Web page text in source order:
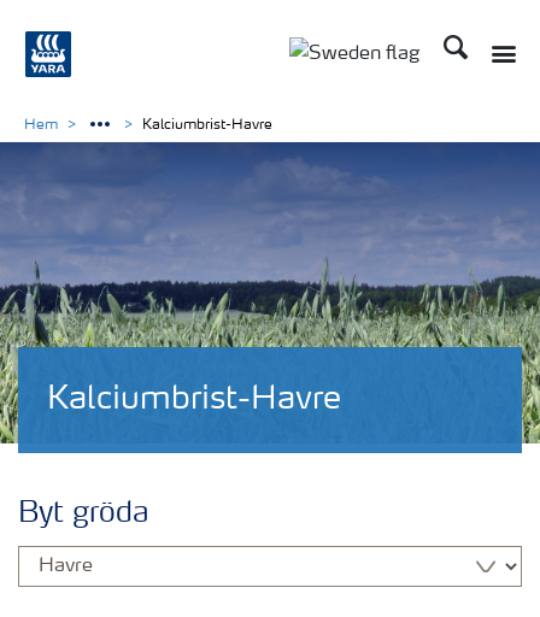
Sök
Kalciumbrist-Havre
Hem Kalciumbrist-Havre
Byt gröda